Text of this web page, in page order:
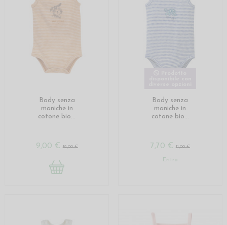
Body senza
maniche in
cotone bio...
9,00 € 12,00 €
Body senza
maniche in
cotone bio...
7,70 € 11,00 €
Entra